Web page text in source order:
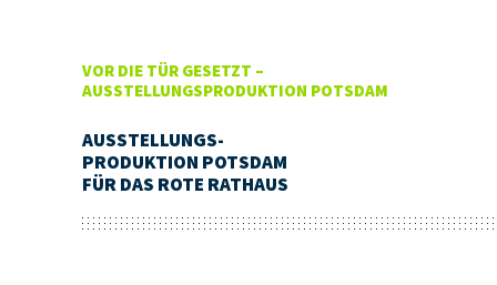
VOR DIE TÜR GESETZT –
AUSSTELLUNGSPRODUKTION POTSDAM
AUSSTELLUNGS-
PRODUKTION POTSDAM
FÜR DAS ROTE RATHAUS